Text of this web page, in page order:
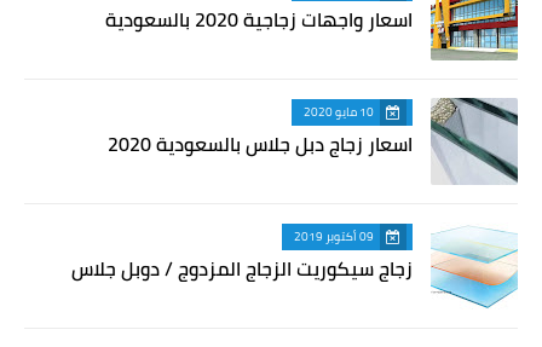
اسعار واجهات زجاجية 2020 بالسعودية
10 مايو 2020
اسعار زجاج دبل جلاس بالسعودية 2020
09 أكتوبر 2019
زجاج سيكوريت الزجاج المزدوج / دوبل جلاس